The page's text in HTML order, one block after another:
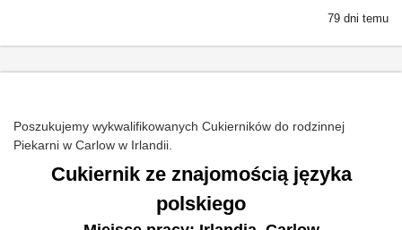
79 dni temu
Poszukujemy wykwalifikowanych Cukierników do rodzinnej
Piekarni w Carlow w Irlandii.
Cukiernik ze znajomością języka
polskiego